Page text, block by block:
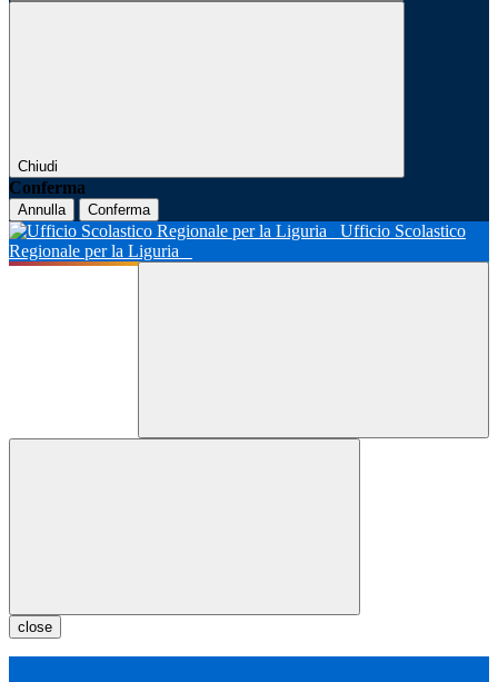
Chiudi
Conferma
Annulla Conferma
Ufficio Scolastico
Regionale per la Liguria
close